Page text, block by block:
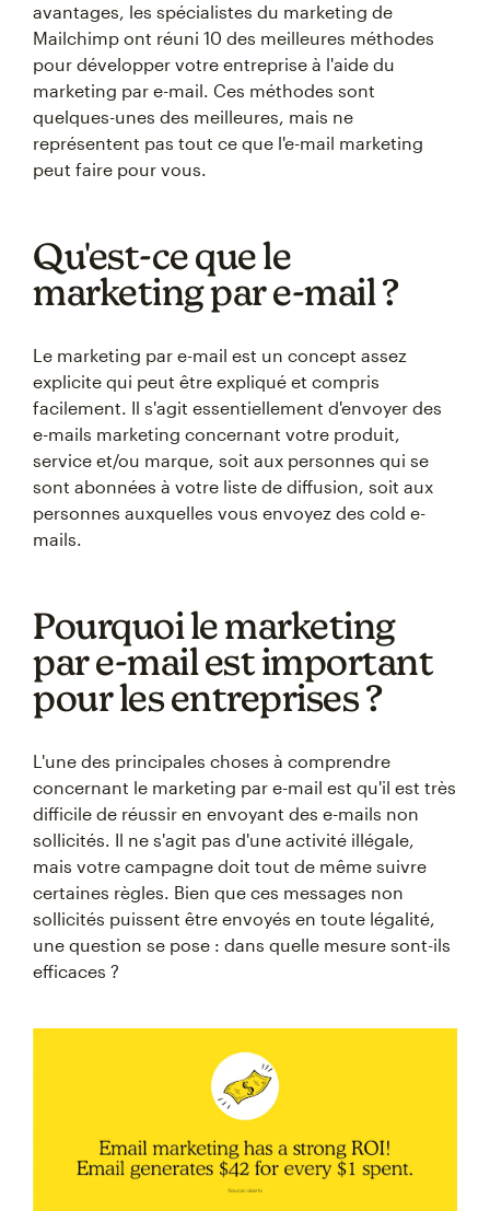
avantages, les spécialistes du marketing de
Mailchimp ont réuni 10 des meilleures méthodes
pour développer votre entreprise à l'aide du
marketing par e-mail. Ces méthodes sont
quelques-unes des meilleures, mais ne
représentent pas tout ce que l'e-mail marketing
peut faire pour vous.
Qu'est-ce que le
marketing par e-mail ?
Le marketing par e-mail est un concept assez
explicite qui peut être expliqué et compris
facilement. Il s'agit essentiellement d'envoyer des
e-mails marketing concernant votre produit,
service et/ou marque, soit aux personnes qui se
sont abonnées à votre liste de diffusion, soit aux
personnes auxquelles vous envoyez des cold e-
mails.
Pourquoi le marketing
par e-mail est important
pour les entreprises ?
L'une des principales choses à comprendre
concernant le marketing par e-mail est qu'il est très
difficile de réussir en envoyant des e-mails non
sollicités. Il ne s'agit pas d'une activité illégale,
mais votre campagne doit tout de même suivre
certaines règles. Bien que ces messages non
sollicités puissent être envoyés en toute légalité,
une question se pose : dans quelle mesure sont-ils
efficaces ?